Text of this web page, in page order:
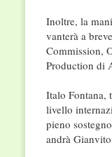
Inoltre, la
vanterà a
Commission,
Production di
Italo Fontana,
livello
pieno
andrà